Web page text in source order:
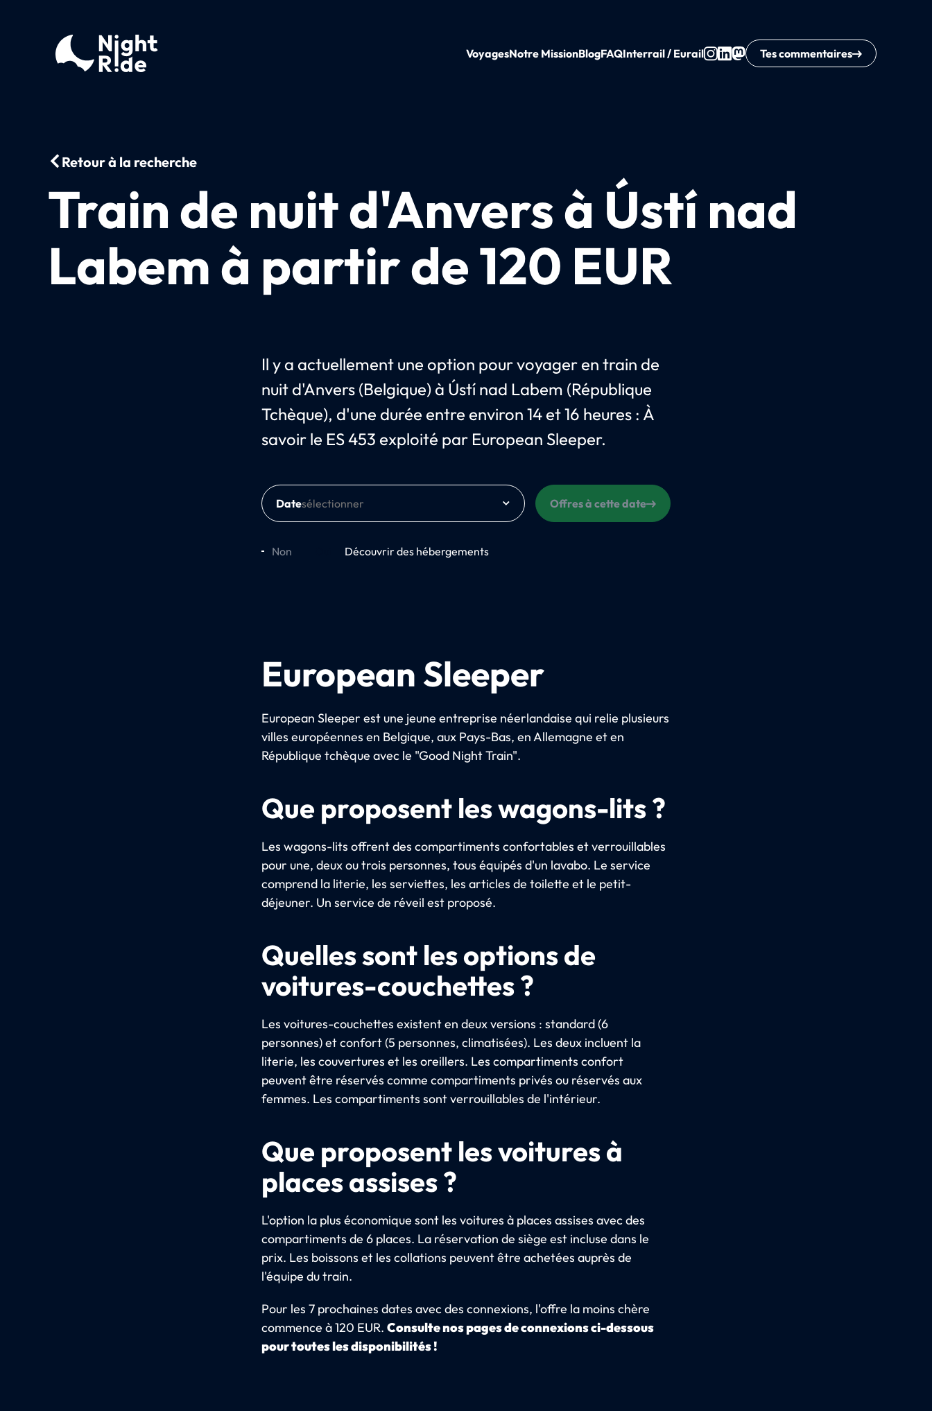
VoyagesNotre MissionBlogFAQInterrail / Eurail Tes commentaires
Retour à la recherche
Train de nuit d'Anvers à Ústí nad
Labem à partir de 120 EUR
Il y a actuellement une option pour voyager en train de
nuit d'Anvers (Belgique) à Ústí nad Labem (République
Tchèque), d'une durée entre environ 14 et 16 heures : À
savoir le ES 453 exploité par European Sleeper.
Date Offres à cette date
Non Découvrir des hébergements
European Sleeper
European Sleeper est une jeune entreprise néerlandaise qui relie plusieurs
villes européennes en Belgique, aux Pays-Bas, en Allemagne et en
République tchèque avec le "Good Night Train".
Que proposent les wagons-lits ?
Les wagons-lits offrent des compartiments confortables et verrouillables
pour une, deux ou trois personnes, tous équipés d'un lavabo. Le service
comprend la literie, les serviettes, les articles de toilette et le petit-
déjeuner. Un service de réveil est proposé.
Quelles sont les options de
voitures-couchettes ?
Les voitures-couchettes existent en deux versions : standard (6
personnes) et confort (5 personnes, climatisées). Les deux incluent la
literie, les couvertures et les oreillers. Les compartiments confort
peuvent être réservés comme compartiments privés ou réservés aux
femmes. Les compartiments sont verrouillables de l'intérieur.
Que proposent les voitures à
places assises ?
L'option la plus économique sont les voitures à places assises avec des
compartiments de 6 places. La réservation de siège est incluse dans le
prix. Les boissons et les collations peuvent être achetées auprès de
l'équipe du train.
Pour les 7 prochaines dates avec des connexions, l'offre la moins chère
commence à 120 EUR. Consulte nos pages de connexions ci-dessous
pour toutes les disponibilités !